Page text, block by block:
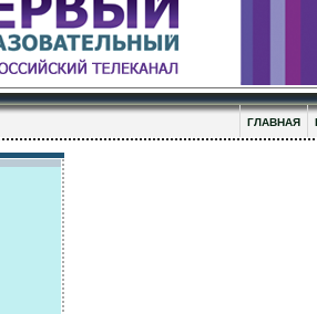
ГЛАВНАЯ